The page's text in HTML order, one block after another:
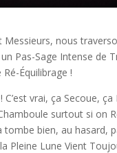
Messieurs, nous
Pas-Sage Intense de
Ré-Équilibrage !
C’est vrai, ça Secoue,
surtout si on
tombe bien, au hasard,
Pleine Lune Vient